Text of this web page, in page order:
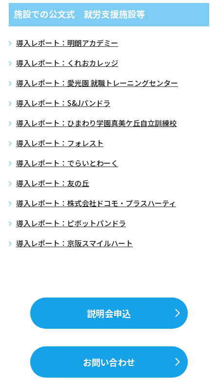
施設での公文式 就労支援施設等
導入レポート：明朗アカデミー
導入レポート：くれおカレッジ
導入レポート：愛光園 就職トレーニングセンター
導入レポート：S&Jパンドラ
導入レポート：ひまわり学園真美ケ丘自立訓練校
導入レポート：フォレスト
導入レポート：でらいとわーく
導入レポート：友の丘
導入レポート：株式会社ドコモ・プラスハーティ
導入レポート：ピボットパンドラ
導入レポート：京阪スマイルハート
説明会申込
お問い合わせ